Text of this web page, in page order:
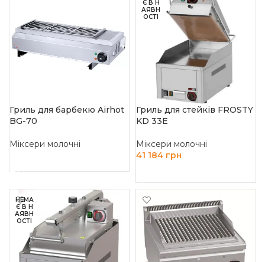
Гриль для барбекю Airhot
BG-70
Міксери молочні
Є В Н
АЯВН
ОСТІ
Гриль для стейків FROSTY
KD 33E
Міксери молочні
41 184 грн
НЕМА
Є В Н
АЯВН
ОСТІ